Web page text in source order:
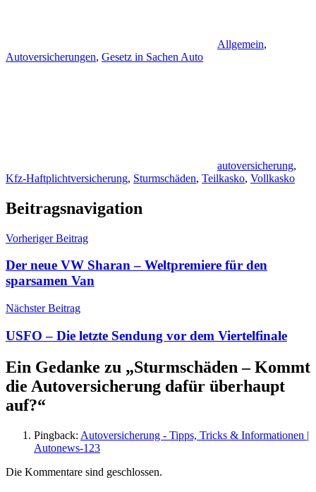
Allgemein,
Autoversicherungen, Gesetz in Sachen Auto
autoversicherung,
Kfz-Haftplichtversicherung, Sturmschäden, Teilkasko, Vollkasko
Beitragsnavigation
Vorheriger Beitrag
Der neue VW Sharan – Weltpremiere für den
sparsamen Van
Nächster Beitrag
USFO – Die letzte Sendung vor dem Viertelfinale
Ein Gedanke zu „Sturmschäden – Kommt
die Autoversicherung dafür überhaupt
auf?“
Pingback: Autoversicherung - Tipps, Tricks & Informationen |
Autonews-123
Die Kommentare sind geschlossen.